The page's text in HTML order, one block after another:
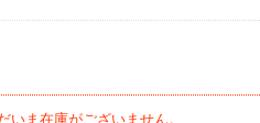
いま在庫がございません。